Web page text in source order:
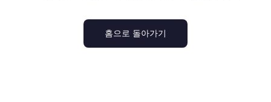
홈으로 돌아가기